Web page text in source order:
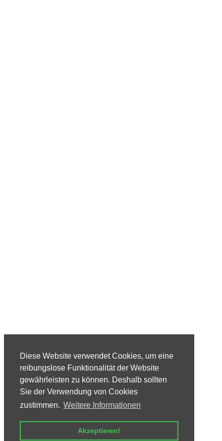
Diese Website verwendet Cookies, um eine
reibungslose Funktionalität der Website
gewährleisten zu können. Deshalb sollten
Sie der Verwendung von Cookies
zustimmen. Weitere Informationen
Akzeptieren!